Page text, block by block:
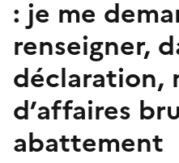
: je me
renseigner,
déclaration,
d’affaires
abattement